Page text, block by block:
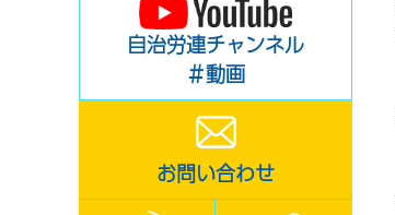
自治労連チャンネル
＃動画
お問い合わせ